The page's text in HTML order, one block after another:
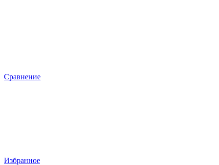
Сравнение
Избранное